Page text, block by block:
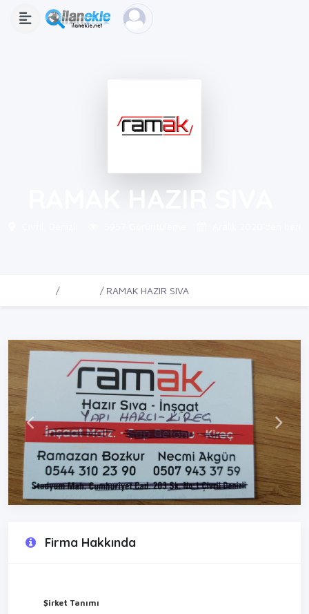
RAMAK HAZIR SIVA
RAMAK HAZIR SIVA
Firma Hakkında
Şirket Tanımı